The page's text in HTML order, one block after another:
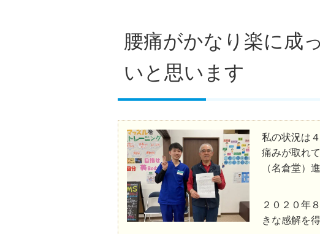
腰痛がかなり楽に成
いと思います
私の状況は
痛みが取れ
（名倉堂）
２０２０年
きな感解を